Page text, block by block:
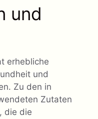
und
erhebliche
und
Zu den in
Zutaten
die die